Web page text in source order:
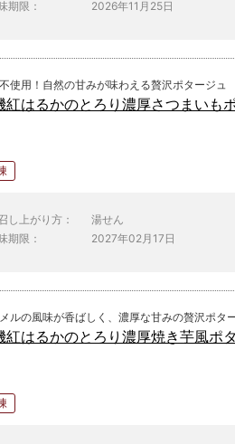
期限：
2026年11月25日
使用！自然の甘みが味わえる贅沢ポタージュ
紅はるかのとろり濃厚さつまいも
し上がり方：
湯せん
期限：
2027年02月17日
ルの風味が香ばしく、濃厚な甘みの贅沢ポタ
紅はるかのとろり濃厚焼き芋風ポ